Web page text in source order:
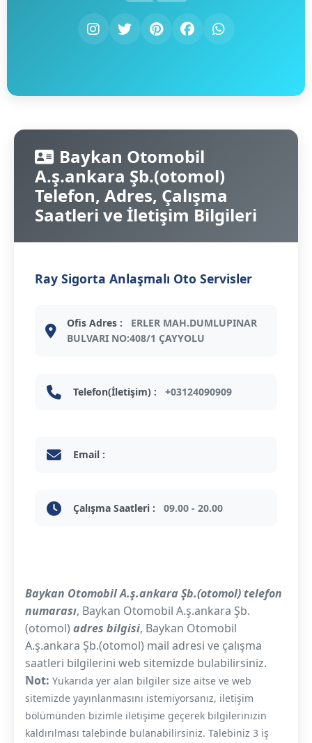
Baykan Otomobil
A.ş.ankara Şb.(otomol)
Telefon, Adres, Çalışma
Saatleri ve İletişim Bilgileri
Ray Sigorta Anlaşmalı Oto Servisler
Ofis Adres :
ERLER MAH.DUMLUPINAR
BULVARI NO:408/1 ÇAYYOLU
Telefon(İletişim) : +03124090909
Email :
Çalışma Saatleri : 09.00 - 20.00
Baykan Otomobil A.ş.ankara Şb.(otomol) telefon
numarası, Baykan Otomobil A.ş.ankara Şb.
(otomol) adres bilgisi, Baykan Otomobil
A.ş.ankara Şb.(otomol) mail adresi ve çalışma
saatleri bilgilerini web sitemizde bulabilirsiniz.
Not: Yukarıda yer alan bilgiler size aitse ve web
sitemizde yayınlanmasını istemiyorsanız, iletişim
bölümünden bizimle iletişime geçerek bilgilerinizin
kaldırılması talebinde bulanabilirsiniz. Talebiniz 3 iş